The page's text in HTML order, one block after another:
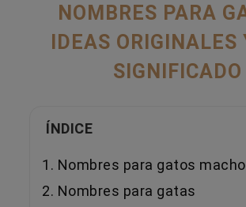
NOMBRES PARA
IDEAS ORIGINALES
SIGNIFICADO
ÍNDICE
1. Nombres para gatos
2. Nombres para gatas